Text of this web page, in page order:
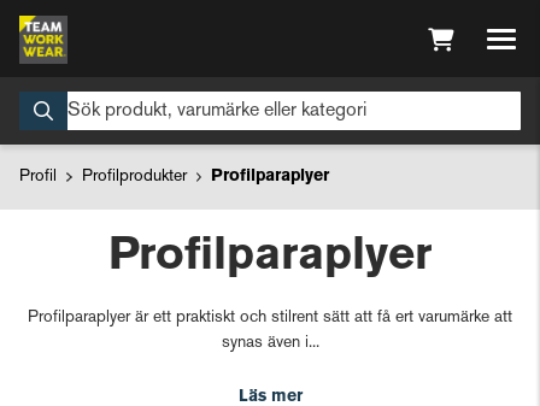
Profil Profilprodukter Profilparaplyer
Profilparaplyer
Profilparaplyer är ett praktiskt och stilrent sätt att få ert varumärke att
synas även i...
Läs mer